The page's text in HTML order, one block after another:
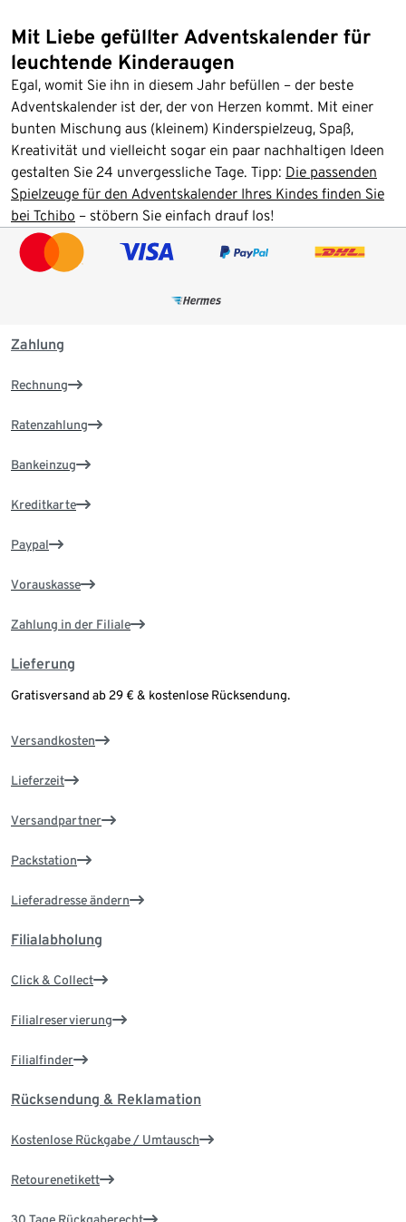
Mit Liebe gefüllter Adventskalender für
leuchtende Kinderaugen
Egal, womit Sie ihn in diesem Jahr befüllen – der beste
Adventskalender ist der, der von Herzen kommt. Mit einer
bunten Mischung aus (kleinem) Kinderspielzeug, Spaß,
Kreativität und vielleicht sogar ein paar nachhaltigen Ideen
gestalten Sie 24 unvergessliche Tage. Tipp: Die passenden
Spielzeuge für den Adventskalender Ihres Kindes finden Sie
bei Tchibo – stöbern Sie einfach drauf los!
Zahlung
Rechnung
Ratenzahlung
Bankeinzug
Kreditkarte
Paypal
Vorauskasse
Zahlung in der Filiale
Lieferung
Gratisversand ab 29 € & kostenlose Rücksendung.
Versandkosten
Lieferzeit
Versandpartner
Packstation
Lieferadresse ändern
Filialabholung
Click & Collect
Filialreservierung
Filialfinder
Rücksendung & Reklamation
Kostenlose Rückgabe / Umtausch
Retourenetikett